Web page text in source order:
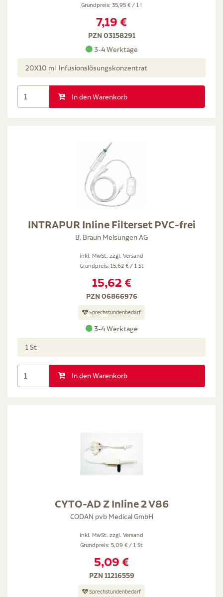
Grundpreis: 35,95 € / 1 l
7,19 €
PZN 03158291
3-4 Werktage
20X10 ml Infusionslösungskonzentrat
In den Warenkorb
INTRAPUR Inline Filterset PVC-frei
B. Braun Melsungen AG
inkl. MwSt. zzgl. Versand
Grundpreis: 15,62 € / 1 St
15,62 €
PZN 06866976
Sprechstundenbedarf
3-4 Werktage
1 St
In den Warenkorb
CYTO-AD Z Inline 2 V86
CODAN pvb Medical GmbH
inkl. MwSt. zzgl. Versand
Grundpreis: 5,09 € / 1 St
5,09 €
PZN 11216559
Sprechstundenbedarf